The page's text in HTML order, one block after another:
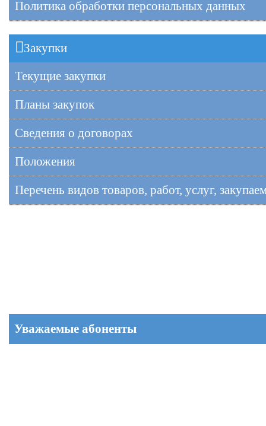
Политика обработки персональных данных
Закупки
Текущие закупки
Планы закупок
Сведения о договорах
Положения
Перечень видов товаров, работ, услуг,
Уважаемые абоненты